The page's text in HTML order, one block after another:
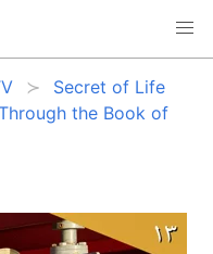
Secret of Life
the Book of